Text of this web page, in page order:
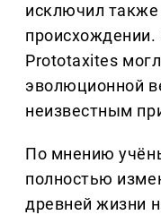
исключил
Prototaxites
эволюционной
неизвестным
По мнению
полностью
древней жизни